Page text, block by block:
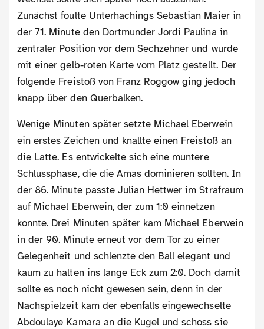
Zunächst foulte Unterhachings Sebastian Maier in
der 71. Minute den Dortmunder Jordi Paulina in
zentraler Position vor dem Sechzehner und wurde
mit einer gelb-roten Karte vom Platz gestellt. Der
folgende Freistoß von Franz Roggow ging jedoch
knapp über den Querbalken.
Wenige Minuten später setzte Michael Eberwein
ein erstes Zeichen und knallte einen Freistoß an
die Latte. Es entwickelte sich eine muntere
Schlussphase, die die Amas dominieren sollten. In
der 86. Minute passte Julian Hettwer im Strafraum
auf Michael Eberwein, der zum 1:0 einnetzen
konnte. Drei Minuten später kam Michael Eberwein
in der 90. Minute erneut vor dem Tor zu einer
Gelegenheit und schlenzte den Ball elegant und
kaum zu halten ins lange Eck zum 2:0. Doch damit
sollte es noch nicht gewesen sein, denn in der
Nachspielzeit kam der ebenfalls eingewechselte
Abdoulaye Kamara an die Kugel und schoss sie